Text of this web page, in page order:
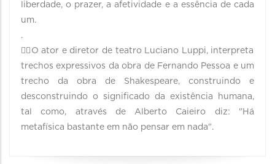
liberdade, o prazer, a afetividade e a essência de cada
um.
.
👉🏻O ator e diretor de teatro Luciano Luppi, interpreta
trechos expressivos da obra de Fernando Pessoa e um
trecho da obra de Shakespeare, construindo e
desconstruindo o significado da existência humana,
tal como, através de Alberto Caieiro diz: "Há
metafísica bastante em não pensar em nada".